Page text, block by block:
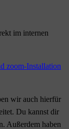
im internen
zoom-Installation
wir auch hierfür
Du kannst dir
Außerdem haben